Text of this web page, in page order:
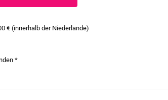
€ (innerhalb der Niederlande)
*